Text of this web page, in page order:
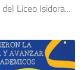
Liceo Isidora...